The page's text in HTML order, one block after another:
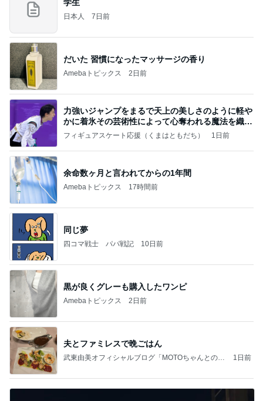
学生
日本人 7日前
だいた 習慣になったマッサージの香り
Amebaトピックス 2日前
力強いジャンプをまるで天上の美しさのように軽や
かに着氷その芸術性によって心奪われる魔法を織り
なす
フィギュアスケート応援（くまはともだち） 1日前
余命数ヶ月と言われてからの1年間
Amebaトピックス 17時間前
同じ夢
四コマ戦士 パパ戦記 10日前
黒が良くグレーも購入したワンピ
Amebaトピックス 2日前
夫とファミレスで晩ごはん
武東由美オフィシャルブログ「MOTOちゃんとのは
1日前